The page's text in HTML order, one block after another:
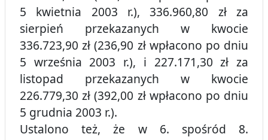
5 kwietnia 2003 r.), 336.960,80 zł za
sierpień przekazanych w kwocie
336.723,90 zł (236,90 zł wpłacono po dniu
5 września 2003 r.), i 227.171,30 zł za
listopad przekazanych w kwocie
226.779,30 zł (392,00 zł wpłacono po dniu
5 grudnia 2003 r.).
Ustalono też, że w 6. spośród 8.